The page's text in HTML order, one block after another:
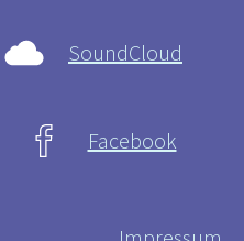
SoundCloud
Facebook